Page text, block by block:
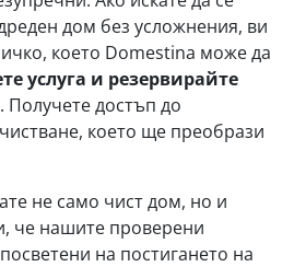
дом без усложнения, ви
което Domestina може да
услуга и резервирайте
Получете достъп до
което ще преобрази
не само чист дом, но и
че нашите проверени
на постигането на